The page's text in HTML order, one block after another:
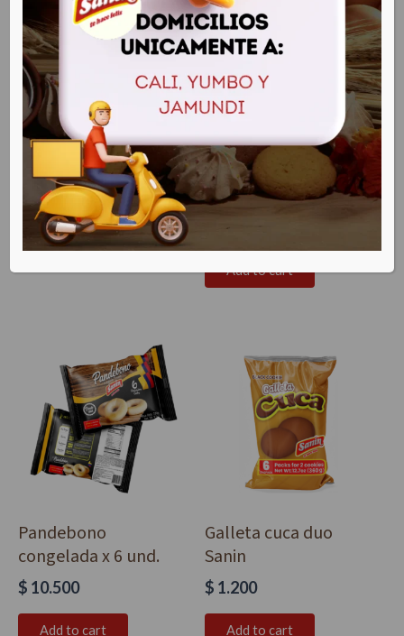
Pan aliñado x 75 gr
$1.100
Add to cart
Buñuelo congelada x
6 und.
10.500
Add to cart
Pandebono
congelada x 6 und.
$ 10.500
Add to cart
Galleta cuca duo
Sanin
$ 1.200
Add to cart